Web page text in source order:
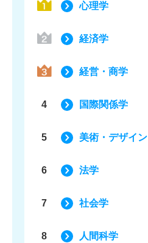
心理学
経済学
経営・商学
4 国際関係学
5 美術・デザイン
6 法学
7 社会学
8 人間科学